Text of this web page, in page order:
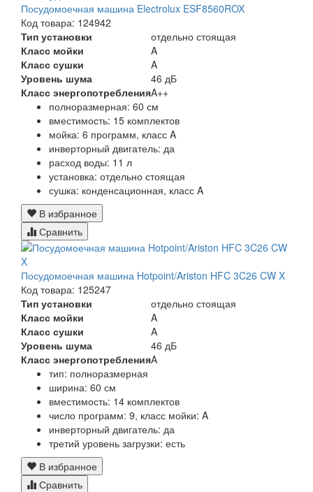
Посудомоечная машина Electrolux ESF8560ROX
Код товара: 124942
Тип установки
отдельно стоящая
Класс мойки
A
Класс сушки
A
Уровень шума
46 дБ
Класс энергопотребленияA++
полноразмерная: 60 см
вместимость: 15 комплектов
мойка: 6 программ, класс A
инверторный двигатель: да
расход воды: 11 л
установка: отдельно стоящая
сушка: конденсационная, класс A
В избранное
Сравнить
Посудомоечная машина Hotpoint/Ariston HFC 3C26 CW X
Код товара: 125247
Тип установки
отдельно стоящая
Класс мойки
A
Класс сушки
A
Уровень шума
46 дБ
Класс энергопотребленияA
тип: полноразмерная
ширина: 60 см
вместимость: 14 комплектов
число программ: 9, класс мойки: A
инверторный двигатель: да
третий уровень загрузки: есть
В избранное
Сравнить